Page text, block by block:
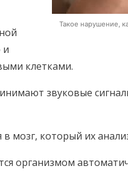
Такое нарушение,
и
клетками.
звуковые
мозг, который их
организмом